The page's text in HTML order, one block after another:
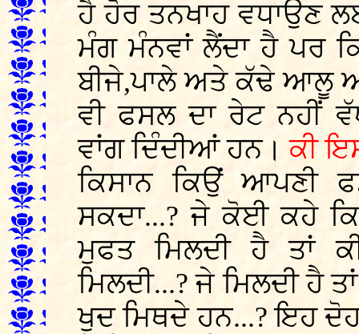
ਹੈ ਹੋਰ ਤਨਖਾਹ ਵਧਾਉਣ
ਮੰਗ ਮੰਨਵਾਂ ਲੈਂਦਾ ਹੈ ਪਰ
ਬੀਜੇ,ਪਾਲੇ ਅਤੇ ਕੱਢੇ ਆਲੂ
ਵੀ ਫਸਲ ਦਾ ਰੇਟ ਨਹੀਂ
ਵਾਂਗ ਦਿੰਦੀਆਂ ਹਨ।ਕੀ
ਕਿਸਾਨ ਕਿਉਂ ਆਪਣੀ
ਸਕਦਾ...? ਜੇ ਕੋਈ ਕਹੇ ਕਿ
ਮੁਫਤ ਮਿਲਦੀ ਹੈ ਤਾਂ
ਮਿਲਦੀ...? ਜੇ ਮਿਲਦੀ ਹੈ
ਖੁਦ ਮਿਥਦੇ ਹਨ...? ਇਹ